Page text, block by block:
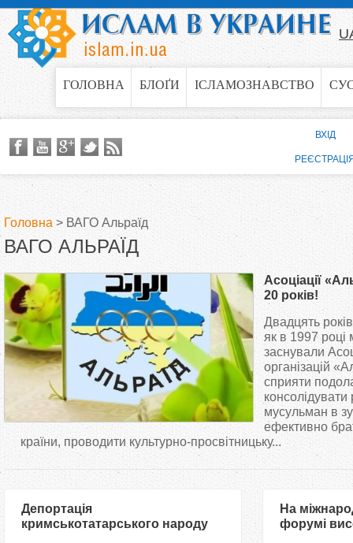
Jump to navigation
ГОЛОВНА БЛОҐИ ІСЛАМОЗНАВСТВО
В
и
є
т
Головна > ВАГО Альраїд
ВАГО АЛЬРАЇД
Асоціації
20 років!
Двадцять
як в 1997 році
заснували
організацій
сприяти
консолідувати
мусульман в
ефективно
країни, проводити культурно-просвітницьку...
Депортація
кримськотатарського народу
На
форумі
ВХІД